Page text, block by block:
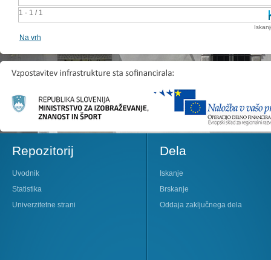
1 - 1 / 1
Na vrh
Repozitorij
Uvodnik
Statistika
Univerzitetne strani
Dela
Iskanje
Brskanje
Oddaja zaključnega dela